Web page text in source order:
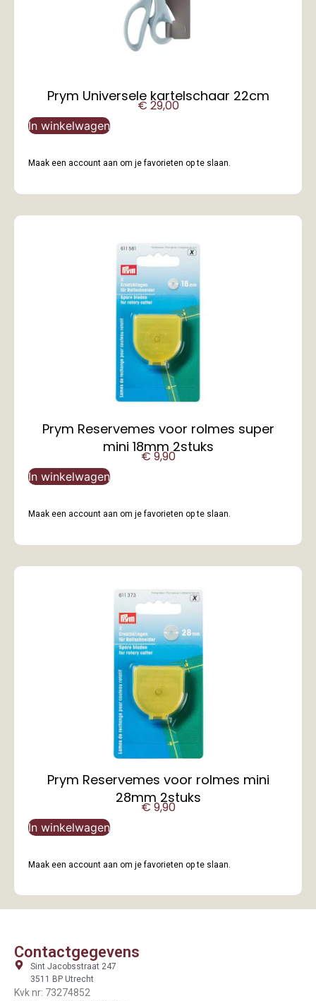
Prym Universele kartelschaar 22cm
€ 29,00
In winkelwagen
Maak een account aan om je favorieten op te slaan.
Prym Reservemes voor rolmes super
mini 18mm 2stuks
€9,90
In winkelwagen
Maak een account aan om je favorieten op te slaan.
Prym Reservemes voor rolmes mini
28mm 2stuks
€9,90
In winkelwagen
Maak een account aan om je favorieten op te slaan.
Contactgegevens
Sint Jacobsstraat 247
3511 BP Utrecht
Kvk nr: 73274852